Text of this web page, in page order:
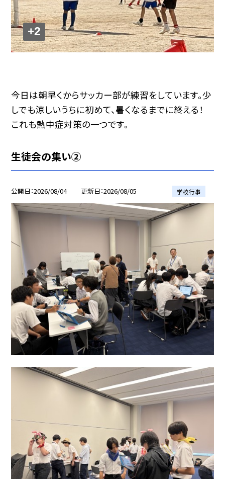
+2
今日は朝早くからサッカー部が練習をしています。少
しでも涼しいうちに初めて、暑くなるまでに終える！
これも熱中症対策の一つです。
生徒会の集い②
公開日 2026/08/04 更新日 2026/08/05 学校行事